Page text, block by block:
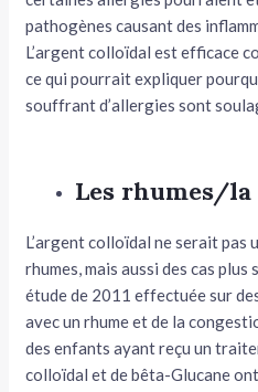
pathogènes causant des
L’argent colloïdal est efficace
ce qui pourrait expliquer
souffrant d’allergies sont
Les rhumes/
L’argent colloïdal ne serait pas
rhumes, mais aussi des cas plus
étude de 2011 effectuée sur
avec un rhume et de la
des enfants ayant reçu un
colloïdal et de bêta-Glucane